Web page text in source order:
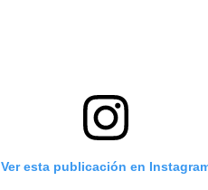
Ver esta publicación en